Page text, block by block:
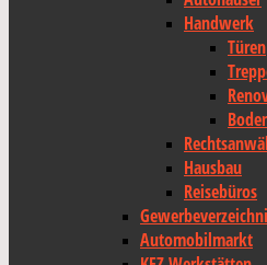
Handwerk
Türen
Hausbau
Reisebüros
Automobilmarkt